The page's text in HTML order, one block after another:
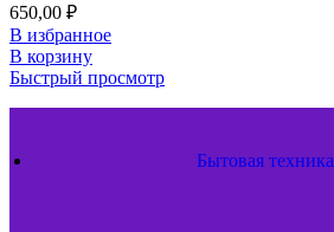
650,00 ₽
В избранное
В корзину
Быстрый просмотр
Бытовая техника